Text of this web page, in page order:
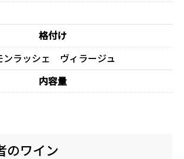
格付け
ンラッシェ ヴィラージュ
内容量
のワイン